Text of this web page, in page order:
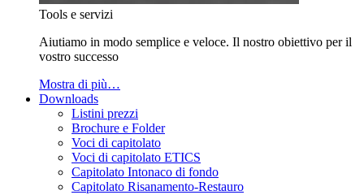
Tools e servizi
Aiutiamo in modo semplice e veloce. Il nostro obiettivo per il
vostro successo
Mostra di più…
Downloads
Listini prezzi
Brochure e Folder
Voci di capitolato
Voci di capitolato ETICS
Capitolato Intonaco di fondo
Capitolato Risanamento-Restauro